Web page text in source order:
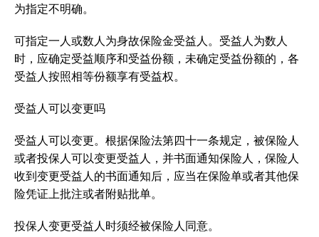
为指定不明确。
可指定一人或数人为身故保险金受益人。受益人为数人
时，应确定受益顺序和受益份额，未确定受益份额的，各
受益人按照相等份额享有受益权。
受益人可以变更吗
受益人可以变更。根据保险法第四十一条规定，被保险人
或者投保人可以变更受益人，并书面通知保险人，保险人
收到变更受益人的书面通知后，应当在保险单或者其他保
险凭证上批注或者附贴批单。
投保人变更受益人时须经被保险人同意。